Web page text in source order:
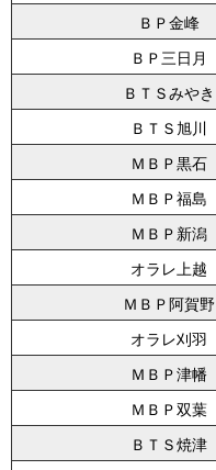
ＢＰ金峰
ＢＰ三日月
ＢＴＳみやき
ＢＴＳ旭川
ＭＢＰ黒石
ＭＢＰ福島
ＭＢＰ新潟
オラレ上越
ＭＢＰ阿賀野
オラレ刈羽
ＭＢＰ津幡
ＭＢＰ双葉
ＢＴＳ焼津